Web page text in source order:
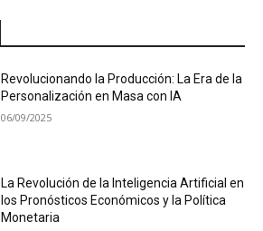
Revolucionando la Producción: La Era de la
Personalización en Masa con IA
06/09/2025
La Revolución de la Inteligencia Artificial en
los Pronósticos Económicos y la Política
Monetaria